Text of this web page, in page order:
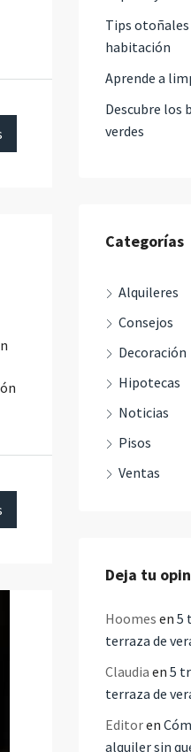
Tips
habitación
Aprende a
Descubre los
verdes
Categorías
Alquileres
Consejos
Decoración
Hipotecas
Noticias
Pisos
Ventas
Deja tu
Hoomes en 5
terraza de
Claudia en 5
terraza de
Editoren
alquiler sin